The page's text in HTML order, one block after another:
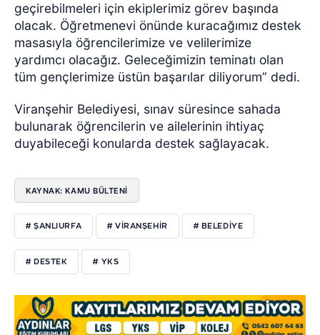
geçirebilmeleri için ekiplerimiz görev başında
olacak. Öğretmenevi önünde kuracağımız destek
masasıyla öğrencilerimize ve velilerimize
yardımcı olacağız. Geleceğimizin teminatı olan
tüm gençlerimize üstün başarılar diliyorum” dedi.
Viranşehir Belediyesi, sınav süresince sahada
bulunarak öğrencilerin ve ailelerinin ihtiyaç
duyabileceği konularda destek sağlayacak.
KAYNAK: KAMU BÜLTENİ
# ŞANLIURFA # VİRANŞEHİR # BELEDİYE
# DESTEK # YKS